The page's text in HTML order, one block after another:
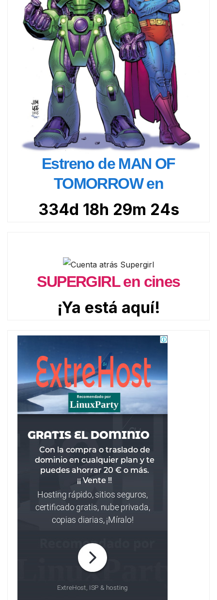
Estreno de MAN OF
TOMORROW en
334d 18h 29m 22s
SUPERGIRL en cines
¡Ya está aquí!